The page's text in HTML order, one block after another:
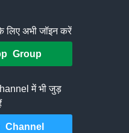
लिए अभी जॉइन करें
Group
में भी जुड़